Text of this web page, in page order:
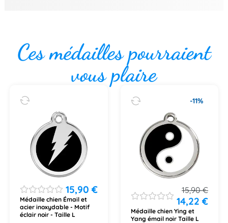
Ces médailles pourraient
vous plaire
15,90 €
Médaille chien Émail et
acier inoxydable - Motif
éclair noir - Taille L
-11%
15,90€
14,22€
Médaille chien Ying et
Yang émail noir Taille L